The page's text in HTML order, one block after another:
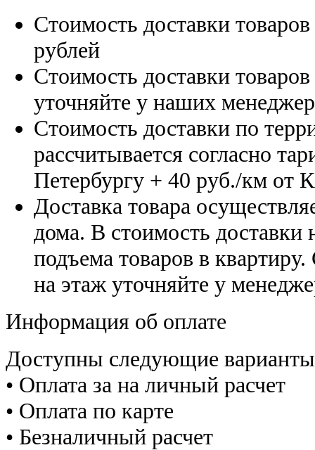
Стоимость доставки
рублей
Стоимость доставки
уточняйте у наших
Стоимость доставки по
рассчитывается согласно
Петербургу + 40 руб./км от
Доставка товара
дома. В стоимость доставки
подъема товаров в
на этаж уточняйте у
Информация об оплате
Доступны следующие
• Оплата за на личный расчет
• Оплата по карте
• Безналичный расчет